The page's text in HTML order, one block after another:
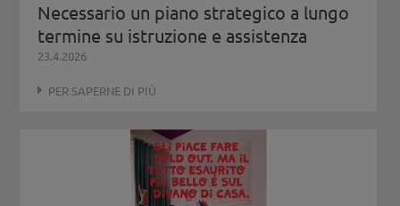
Necessario un piano strategico a lungo
termine su istruzione e assistenza
23.4.2026
PER SAPERNE DI PIÙ